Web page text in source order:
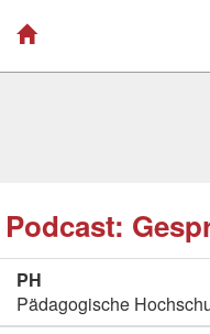
Podcast:
PH
Pädagogische